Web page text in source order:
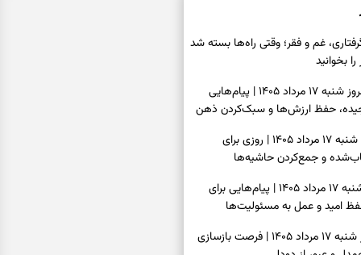
غم و فقر؛ وقتی راه‌ها بسته شد
بخوانید
فال فرشتگان امروز شنبه ۱۷ مرداد ۱۴۰۵ | پیام‌هایی
حفظ ارزش‌ها و سبک‌کردن ذهن
فال روزانه امروز شنبه ۱۷ مرداد ۱۴۰۵ | روزی برای
و جمع‌کردن حاشیه‌ها
فال انبیا امروز شنبه ۱۷ مرداد ۱۴۰۵ | پیام‌هایی برای
امید و عمل به مسئولیت‌ها
فال حافظ امروز شنبه ۱۷ مرداد ۱۴۰۵ | فرصت بازسازی